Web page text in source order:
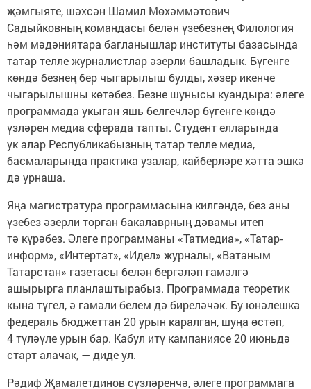
җәмгыяте, шәхсән Шамил Мөхәммәтович
Садыйковның командасы белән үзебезнең Филология
һәм мәдәниятара багланышлар институты базасында
татар телле журналистлар әзерли башладык. Бүгенге
көндә безнең бер чыгарылыш булды, хәзер икенче
чыгарылышны көтәбез. Безне шунысы куандыра: әлеге
программада укыган яшь белгечләр бүгенге көндә
үзләрен медиа сферада тапты. Студент елларында
ук алар Республикабызның татар телле медиа,
басмаларында практика узалар, кайберләре хәтта эшкә
дә урнаша.
Яңа магистратура программасына килгәндә, без аны
үзебез әзерли торган бакалаврның дәвамы итеп
тә күрәбез. Әлеге программаны «Татмедиа», «Татар-
информ», «Интертат», «Идел» журналы, «Ватаным
Татарстан» газетасы белән бергәләп гамәлгә
ашырырга планлаштырабыз. Программада теоретик
кына түгел, ә гамәли белем дә биреләчәк. Бу юнәлешкә
федераль бюджеттан 20 урын каралган, шуңа өстәп,
4 түләүле урын бар. Кабул итү кампаниясе 20 июньдә
старт алачак, — диде ул.
Рәдиф Җамалетдинов сүзләренчә, әлеге программага